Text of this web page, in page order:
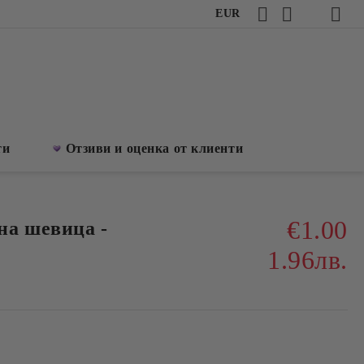
EUR
Отзиви и оценка от клиенти
шевица -
€1.00
1.96лв.